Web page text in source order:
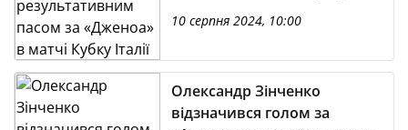
10 серпня 2024, 10:00
Олександр Зінченко
відзначився голом за